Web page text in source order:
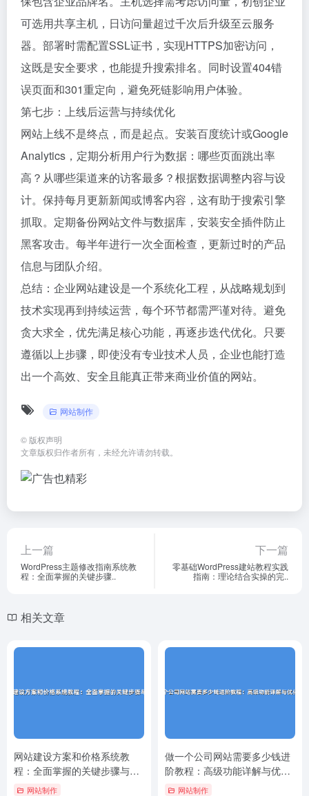
可选用共享主机，日访问量超过千次后升级至云服务
器。部署时需配置SSL证书，实现HTTPS加密访问，
这既是安全要求，也能提升搜索排名。同时设置404错
误页面和301重定向，避免死链影响用户体验。
第七步：上线后运营与持续优化
网站上线不是终点，而是起点。安装百度统计或Google
Analytics，定期分析用户行为数据：哪些页面跳出率
高？从哪些渠道来的访客最多？根据数据调整内容与设
计。保持每月更新新闻或博客内容，这有助于搜索引擎
抓取。定期备份网站文件与数据库，安装安全插件防止
黑客攻击。每半年进行一次全面检查，更新过时的产品
信息与团队介绍。
总结：企业网站建设是一个系统化工程，从战略规划到
技术实现再到持续运营，每个环节都需严谨对待。避免
贪大求全，优先满足核心功能，再逐步迭代优化。只要
遵循以上步骤，即使没有专业技术人员，企业也能打造
出一个高效、安全且能真正带来商业价值的网站。
网站制作
© 版权声明
文章版权归作者所有，未经允许请勿转载。
上一篇
WordPress主题修改指南系统教
程：全面掌握的关键步骤..
下一篇
零基础WordPress建站教程实践
指南：理论结合实操的完..
相关文章
网站建设方案和价格系统教
程：全面掌握的关键步骤与方
法
网站制作
做一个公司网站需要多少钱进
阶教程：高级功能详解与优化
技巧网站制作